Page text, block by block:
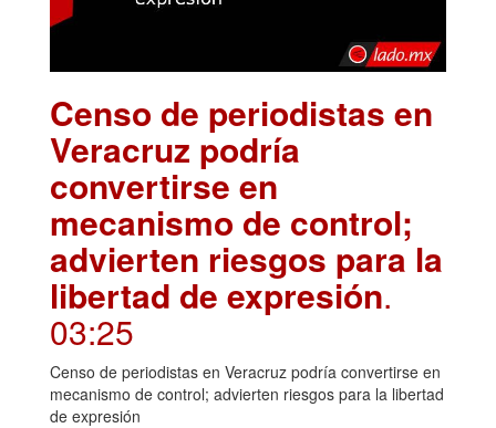
Censo de periodistas en
Veracruz podría
convertirse en
mecanismo de control;
advierten riesgos para la
libertad de expresión.
03:25
Censo de periodistas en Veracruz podría convertirse en
mecanismo de control; advierten riesgos para la libertad
de expresión